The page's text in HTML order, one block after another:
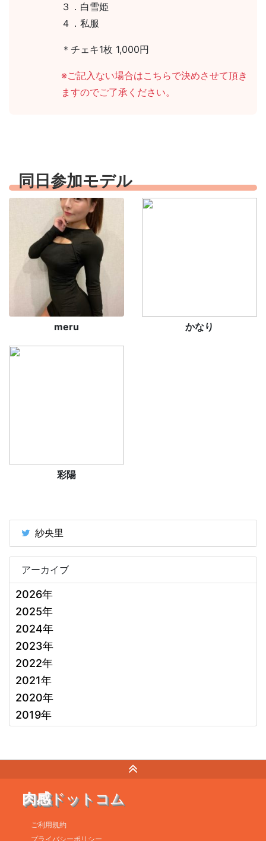
３．白雪姫
４．私服
＊チェキ1枚 1,000円
※ご記入ない場合はこちらで決めさせて頂き
ますのでご了承ください。
同日参加モデル
meru かなり
彩陽
紗央里
アーカイブ
2026年
2025年
2024年
2023年
2022年
2021年
2020年
2019年
肉感ドットコム
ご利用規約
プライバシーポリシー